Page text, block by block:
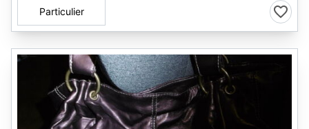
Particulier